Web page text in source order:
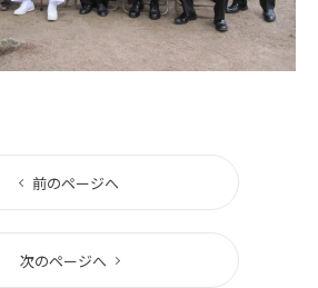
前のページへ
次のページへ